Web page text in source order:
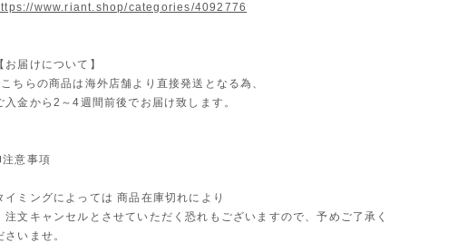
www.riant.shop/categories/4092776
【お届けについて】
ちらの商品は海外店舗より直接発送となる為、
入金から2～4週間前後でお届け致します。
意事項
イミングによっては 商品在庫切れにより
注文キャンセルとさせていただく恐れもございますので、予めご了承く
さいませ。